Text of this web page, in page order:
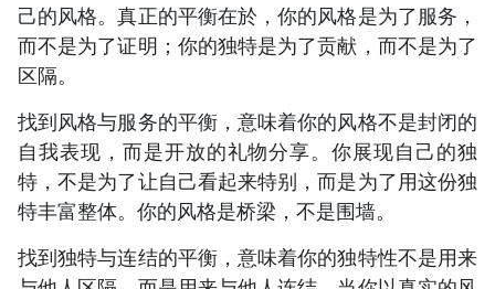
己的风格。真正的平衡在於，你的风格是为了服务，
而不是为了证明；你的独特是为了贡献，而不是为了
区隔。
找到风格与服务的平衡，意味着你的风格不是封闭的
自我表现，而是开放的礼物分享。你展现自己的独
特，不是为了让自己看起来特别，而是为了用这份独
特丰富整体。你的风格是桥梁，不是围墙。
找到独特与连结的平衡，意味着你的独特性不是用来